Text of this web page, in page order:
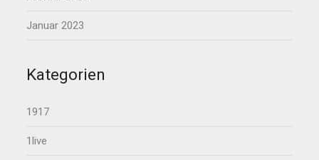
Januar 2023
Kategorien
1917
1live